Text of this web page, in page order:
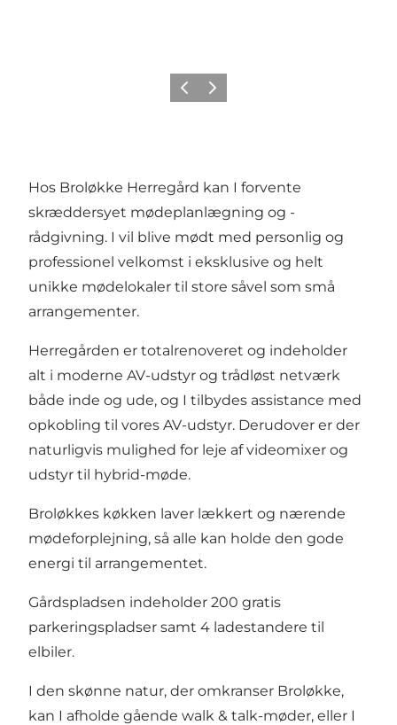
ForrigeNæste
Hos Broløkke Herregård kan I forvente
skræddersyet mødeplanlægning og -
rådgivning. I vil blive mødt med personlig og
professionel velkomst i eksklusive og helt
unikke mødelokaler til store såvel som små
arrangementer.
Herregården er totalrenoveret og indeholder
alt i moderne AV-udstyr og trådløst netværk
både inde og ude, og I tilbydes assistance med
opkobling til vores AV-udstyr. Derudover er der
naturligvis mulighed for leje af videomixer og
udstyr til hybrid-møde.
Broløkkes køkken laver lækkert og nærende
mødeforplejning, så alle kan holde den gode
energi til arrangementet.
Gårdspladsen indeholder 200 gratis
parkeringspladser samt 4 ladestandere til
elbiler.
I den skønne natur, der omkranser Broløkke,
kan I afholde gående walk & talk-møder, eller I